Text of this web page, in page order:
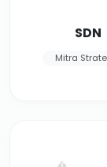
SDN
Mitra